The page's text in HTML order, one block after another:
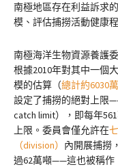
南極地區存在利益訴求的
模、評估捕撈活動健康
南極海洋生物資源養護
根據2010年對其中一個
模的估算（總計約6030
設定了捕撈的絕對上限
catch limit），即每年
上限。委員會僅允許在
（division） 內開展捕撈
過62萬噸——這也被稱作